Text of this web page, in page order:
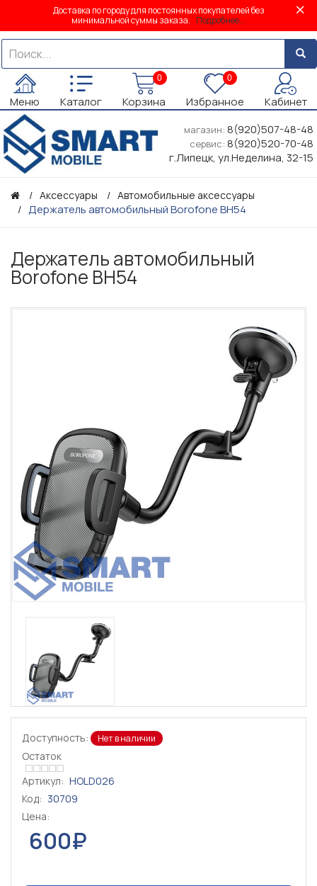
Доставка по городу для постоянных покупателей без
минимальной суммы заказа. Подробнее...
Меню Каталог
0
Корзина
0
Избранное Кабинет
магазин: 8(920)507-48-48
сервис: 8(920)520-70-48
г.Липецк, ул.Неделина, 32-15
Аксессуары Автомобильные аксессуары
Держатель автомобильный Borofone BH54
Держатель автомобильный
Borofone BH54
Доступность: Нет в наличии
Остаток
Артикул: HOLD026
Код: 30709
Цена:
600₽